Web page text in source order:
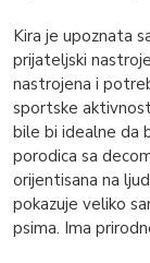
Kira je upoznata
prijateljski
nastrojena i
sportske
bile bi idealne da
porodica sa
orijentisana na
pokazuje veliko
psima. Ima